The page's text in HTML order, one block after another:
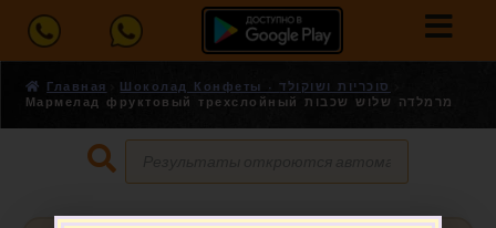
Главная
Шоколад Конфеты - סוכריות ושוקולד
Мармелад фруктовый трехслойный מרמלדה שלוש שכבות